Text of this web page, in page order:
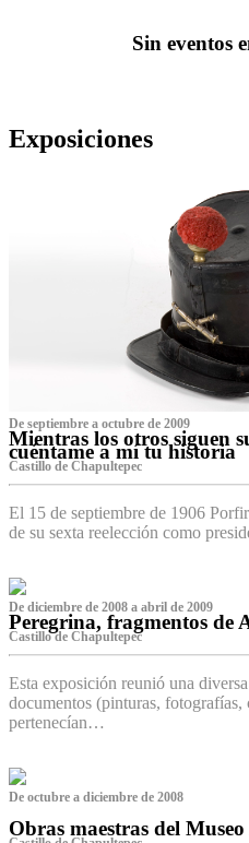
Sin eventos
Exposiciones
De septiembre a octubre de 2009
Mientras los otros siguen
cuéntame a mí tu historia
Castillo de Chapultepec
El 15 de septiembre de 1906
de su sexta reelección como
De diciembre de 2008 a abril de 2009
Peregrina, fragmentos de
Castillo de Chapultepec
Esta exposición reunió una
documentos (pinturas, fotografías,
pertenecían…
De octubre a diciembre de 2008
Obras maestras del